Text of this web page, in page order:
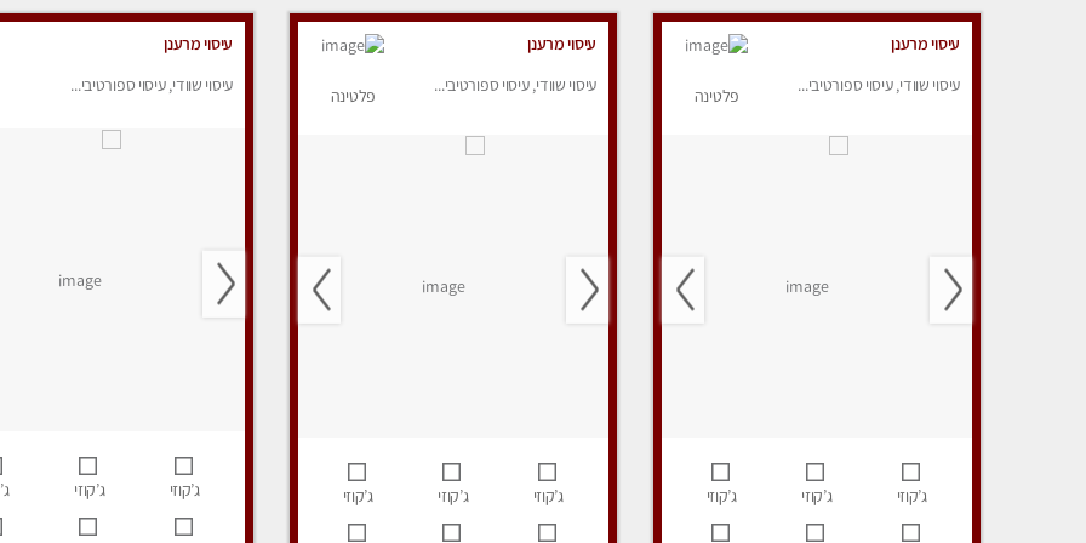
עיסוי מרענן
עיסוי שוודי, עיסוי ספורטיבי...
פלטינה
ג’קוזי ג’קוזי ג’קוזי
עיסוי מרענן
עיסוי שוודי, עיסוי ספורטיבי...
פלטינה
ג’קוזי ג’קוזי ג’קוזי
עיסוי מרענן
עיסוי שוודי, עיסוי ספורטיבי...
ג’קוזי ג’קוזי